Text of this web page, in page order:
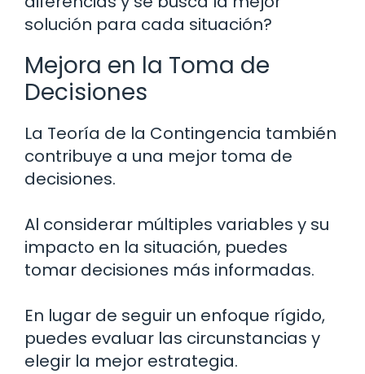
solución para cada situación?
Mejora en la Toma de
Decisiones
La Teoría de la Contingencia también
contribuye a una mejor toma de
decisiones.
Al considerar múltiples variables y su
impacto en la situación, puedes
tomar decisiones más informadas.
En lugar de seguir un enfoque rígido,
puedes evaluar las circunstancias y
elegir la mejor estrategia.